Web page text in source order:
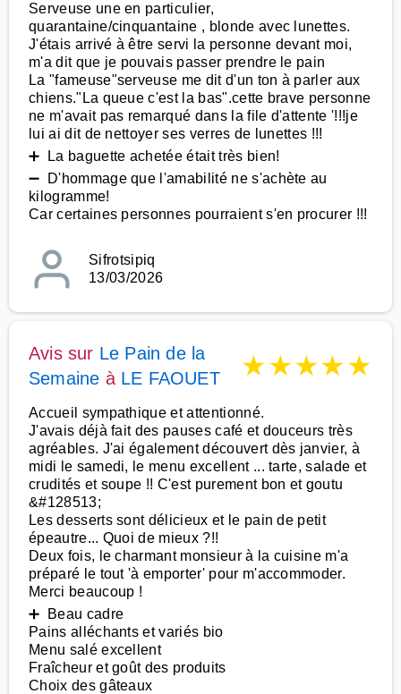
Serveuse une en particulier,
quarantaine/cinquantaine , blonde avec lunettes.
J'étais arrivé à être servi la personne devant moi,
m'a dit que je pouvais passer prendre le pain
La "fameuse"serveuse me dit d'un ton à parler aux
chiens."La queue c'est la bas".cette brave personne
ne m'avait pas remarqué dans la file d'attente '!!!je
lui ai dit de nettoyer ses verres de lunettes !!!
➕ La baguette achetée était très bien!
➖ D'hommage que l'amabilité ne s'achète au
kilogramme!
Car certaines personnes pourraient s'en procurer !!!
Sifrotsipiq
13/03/2026
Avis sur Le Pain de la
Semaine à LE FAOUET ★★★★★
Accueil sympathique et attentionné.
J'avais déjà fait des pauses café et douceurs très
agréables. J'ai également découvert dès janvier, à
midi le samedi, le menu excellent ... tarte, salade et
crudités et soupe !! C'est purement bon et goutu
&#128513;
Les desserts sont délicieux et le pain de petit
épeautre... Quoi de mieux ?!!
Deux fois, le charmant monsieur à la cuisine m'a
préparé le tout 'à emporter' pour m'accommoder.
Merci beaucoup !
➕ Beau cadre
Pains alléchants et variés bio
Menu salé excellent
Fraîcheur et goût des produits
Choix des gâteaux